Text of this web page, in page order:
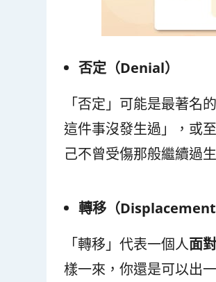
否定（Denial）
「否定」可能是最著
這件事沒發生過」，或
己不曾受傷那般繼續過
轉移（Displacement
「轉移」代表一個人面
樣一來，你還是可以出